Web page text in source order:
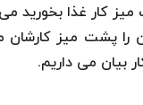
میز کار غذا
را پشت میز کارشان
بیان می داریم.